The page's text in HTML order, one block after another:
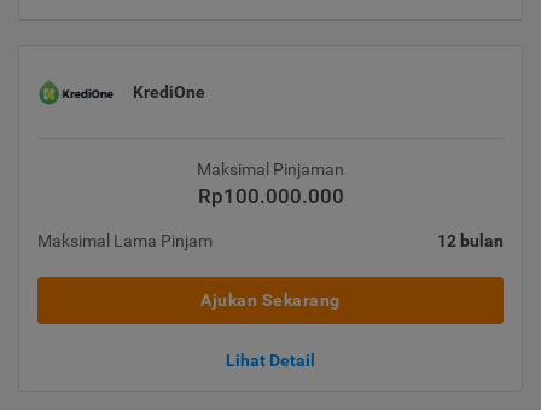
KrediOne
Maksimal Pinjaman
Rp100.000.000
Maksimal Lama Pinjam 12 bulan
Ajukan Sekarang
Lihat Detail